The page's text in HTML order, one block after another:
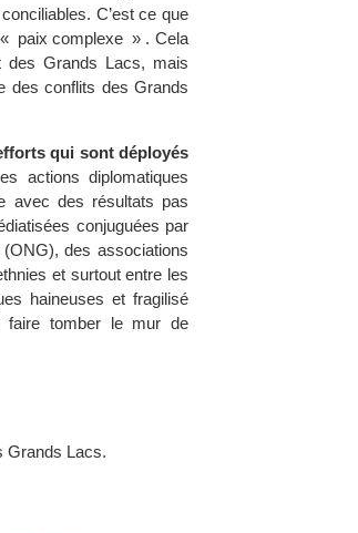
C’est ce que
« paix complexe » . Cela
des Grands Lacs, mais
des conflits des Grands
qui sont déployés
actions diplomatiques
avec des résultats pas
conjuguées par
des associations
et surtout entre les
haineuses et fragilisé
faire tomber le mur de
Grands Lacs.